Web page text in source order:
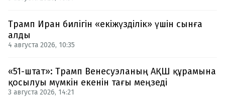
Трамп Иран билігін «екіжүзділік» үшін сынға
алды
4 августа 2026, 10:35
«51-штат»: Трамп Венесуэланың АҚШ құрамына
қосылуы мүмкін екенін тағы меңзеді
3 августа 2026, 14:21